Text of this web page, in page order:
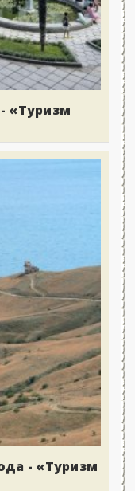
«Туризм
- «Туризм